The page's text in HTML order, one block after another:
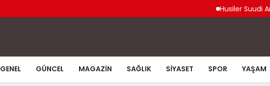
Husiler Suudi
GENEL GÜNCEL MAGAZIN SAĞLIK SIYASET SPOR YAŞAM